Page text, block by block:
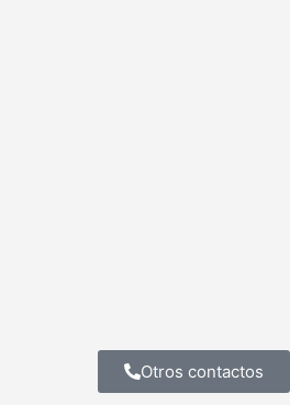
Otros contactos